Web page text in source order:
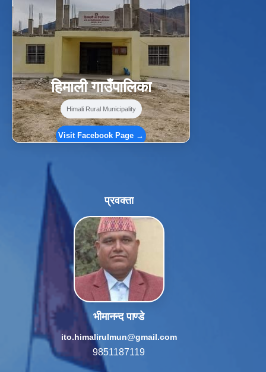
f Facebook ⋯
हिमाली गाउँपालिका
Himali Rural Municipality
Visit Facebook Page →
प्रवक्ता
भीमानन्द पाण्डे
ito.himalirulmun@gmail.com
9851187119